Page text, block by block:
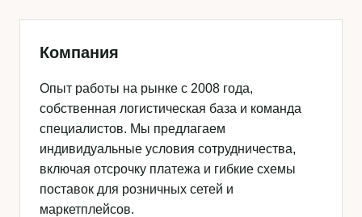
Компания
Опыт работы на рынке с 2008 года,
собственная логистическая база и команда
специалистов. Мы предлагаем
индивидуальные условия сотрудничества,
включая отсрочку платежа и гибкие схемы
поставок для розничных сетей и
маркетплейсов.